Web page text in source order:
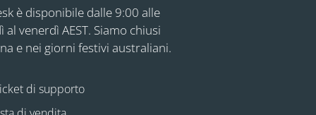
è disponibile dalle 9:00 alle
venerdì AEST. Siamo chiusi
e nei giorni festivi australiani.
di supporto